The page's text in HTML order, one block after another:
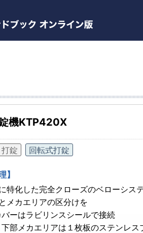
機KTP420X
錠 回転式打錠
】
特化した完全クローズのベローシス
メカエリアの区分けを
ーはラビリンスシールで接続
部メカエリアは１枚板のステンレス